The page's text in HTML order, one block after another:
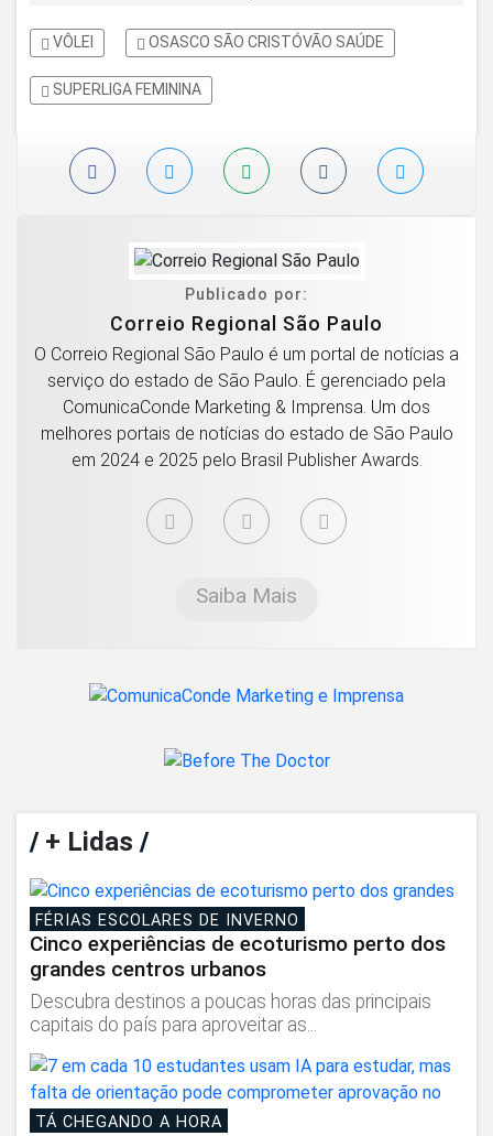
VÔLEI OSASCO SÃO CRISTÓVÃO SAÚDE
SUPERLIGA FEMININA
Publicado por:
Correio Regional São Paulo
O Correio Regional São Paulo é um portal de notícias a
serviço do estado de São Paulo. É gerenciado pela
ComunicaConde Marketing & Imprensa. Um dos
melhores portais de notícias do estado de São Paulo
em 2024 e 2025 pelo Brasil Publisher Awards.
Saiba Mais
/+ Lidas /
FÉRIAS ESCOLARES DE INVERNO
Cinco experiências de ecoturismo perto dos
grandes centros urbanos
Descubra destinos a poucas horas das principais
capitais do país para aproveitar as...
TÁ CHEGANDO A HORA